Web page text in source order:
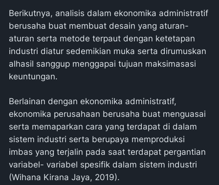
Berikutnya, analisis dalam ekonomika administratif
berusaha buat membuat desain yang aturan-
aturan serta metode terpaut dengan ketetapan
industri diatur sedemikian muka serta dirumuskan
alhasil sanggup menggapai tujuan maksimasasi
keuntungan.
Berlainan dengan ekonomika administratif,
ekonomika perusahaan berusaha buat menguasai
serta memaparkan cara yang terdapat di dalam
sistem industri serta berupaya memproduksi
imbas yang terjalin pada saat terdapat pergantian
variabel- variabel spesifik dalam sistem industri
(Wihana Kirana Jaya, 2019).